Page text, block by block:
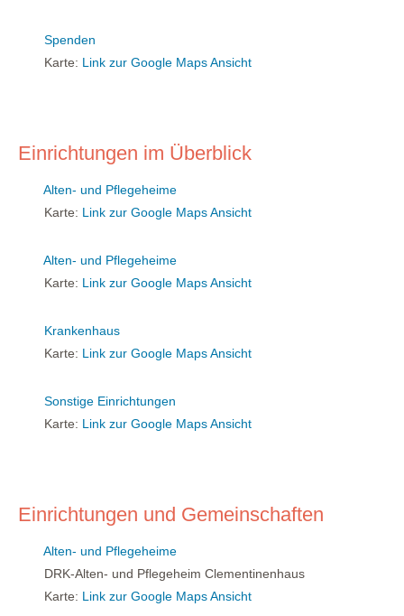
Spenden
Karte: Link zur Google Maps Ansicht
Einrichtungen im Überblick
Alten- und Pflegeheime
Karte: Link zur Google Maps Ansicht
Alten- und Pflegeheime
Karte: Link zur Google Maps Ansicht
Krankenhaus
Karte: Link zur Google Maps Ansicht
Sonstige Einrichtungen
Karte: Link zur Google Maps Ansicht
Einrichtungen und Gemeinschaften
Alten- und Pflegeheime
DRK-Alten- und Pflegeheim Clementinenhaus
Karte: Link zur Google Maps Ansicht